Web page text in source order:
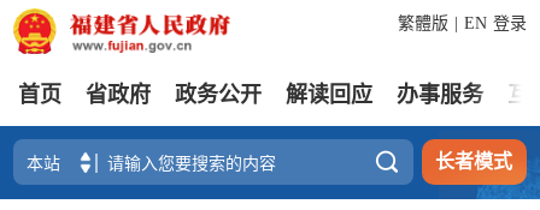
登录
繁體版 EN
首页 省政府 政务公开 解读回应 办事服务 互
 长者模式